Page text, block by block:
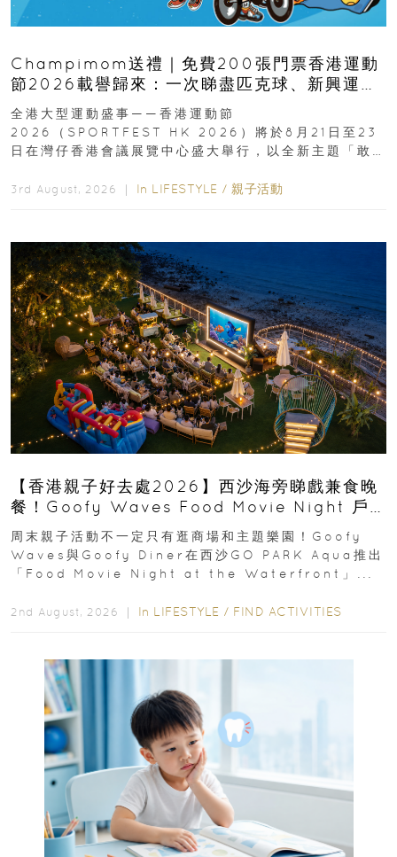
Champimom送禮｜免費200張門票香港運動
節2026載譽歸來：一次睇盡匹克球、新興運
動、街舞比賽＋逾百運動品牌展覽
全港大型運動盛事——香港運動節
2026（SPORTFEST HK 2026）將於8月21日至23
日在灣仔香港會議展覽中心盛大舉行，以全新主題「敢
3rd August, 2026 ｜ In LIFESTYLE / 親子活動
【香港親子好去處2026】西沙海旁睇戲兼食晚
餐！Goofy Waves Food Movie Night 戶
外影院逢週末登場
周末親子活動不一定只有逛商場和主題樂園！Goofy
Waves與Goofy Diner在西沙GO PARK Aqua推出
「Food Movie Night at the Waterfront」...
2nd August, 2026 ｜ In LIFESTYLE / FIND ACTIVITIES